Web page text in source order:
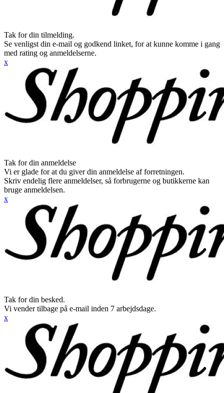
Tak for din tilmelding.
Se venligst din e-mail og godkend linket, for at kunne komme i gang
med rating og anmeldelserne.
x
Tak for din anmeldelse
Vi er glade for at du giver din anmeldelse af forretningen.
Skriv endelig flere anmeldelser, så forbrugerne og butikkerne kan
bruge anmeldelsen.
x
Tak for din besked.
Vi vender tilbage på e-mail inden 7 arbejdsdage.
x